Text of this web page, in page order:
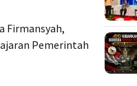
Firmansyah,
Pemerintah